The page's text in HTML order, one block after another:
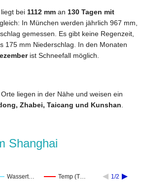
bei 1112 mm an 130 Tagen mit
In München werden jährlich 967 mm,
gemessen. Es gibt keine Regenzeit,
175 mm Niederschlag. In den Monaten
ist Schneefall möglich.
liegen in der Nähe und weisen ein
Zhabei, Taicang und Kunshan.
Shanghai
Wassert… Temp (T… 1/2